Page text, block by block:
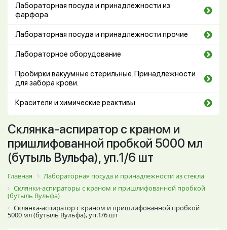
Лабораторная посуда и принадлежности из
фарфора
Лабораторная посуда и принадлежности прочие
Лабораторное оборудование
Пробирки вакуумные стерильные. Принадлежности
для забора крови.
Красители и химические реактивы
Склянка-аспиратор с краном и
пришлифованной пробкой 5000 мл
(бутыль Вульфа), уп.1/6 шт
Главная
Лабораторная посуда и принадлежности из стекла
Склянки-аспираторы с краном и пришлифованной пробкой
(бутыль Вульфа)
Склянка-аспиратор с краном и пришлифованной пробкой
5000 мл (бутыль Вульфа), уп.1/6 шт